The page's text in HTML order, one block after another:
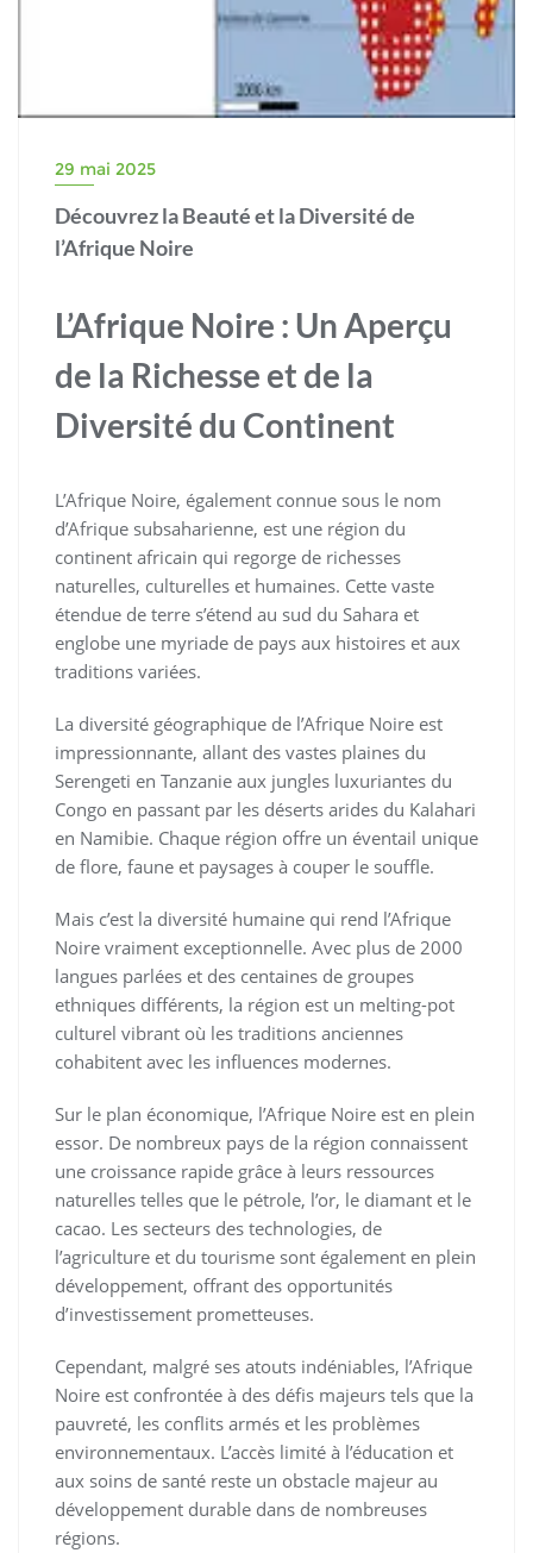
29 mai 2025
Découvrez la Beauté et la Diversité de
l’Afrique Noire
L’Afrique Noire : Un Aperçu
de la Richesse et de la
Diversité du Continent
L’Afrique Noire, également connue sous le nom
d’Afrique subsaharienne, est une région du
continent africain qui regorge de richesses
naturelles, culturelles et humaines. Cette vaste
étendue de terre s’étend au sud du Sahara et
englobe une myriade de pays aux histoires et aux
traditions variées.
La diversité géographique de l’Afrique Noire est
impressionnante, allant des vastes plaines du
Serengeti en Tanzanie aux jungles luxuriantes du
Congo en passant par les déserts arides du Kalahari
en Namibie. Chaque région offre un éventail unique
de flore, faune et paysages à couper le souffle.
Mais c’est la diversité humaine qui rend l’Afrique
Noire vraiment exceptionnelle. Avec plus de 2000
langues parlées et des centaines de groupes
ethniques différents, la région est un melting-pot
culturel vibrant où les traditions anciennes
cohabitent avec les influences modernes.
Sur le plan économique, l’Afrique Noire est en plein
essor. De nombreux pays de la région connaissent
une croissance rapide grâce à leurs ressources
naturelles telles que le pétrole, l’or, le diamant et le
cacao. Les secteurs des technologies, de
l’agriculture et du tourisme sont également en plein
développement, offrant des opportunités
d’investissement prometteuses.
Cependant, malgré ses atouts indéniables, l’Afrique
Noire est confrontée à des défis majeurs tels que la
pauvreté, les conflits armés et les problèmes
environnementaux. L’accès limité à l’éducation et
aux soins de santé reste un obstacle majeur au
développement durable dans de nombreuses
régions.